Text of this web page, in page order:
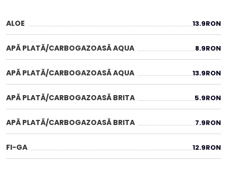
ALOE 13.9RON
APĂ PLATĂ/CARBOGAZOASĂ AQUA 8.9RON
APĂ PLATĂ/CARBOGAZOASĂ AQUA 13.9RON
APĂ PLATĂ/CARBOGAZOASĂ BRITA 5.9RON
APĂ PLATĂ/CARBOGAZOASĂ BRITA 7.9RON
FI-GA 12.9RON